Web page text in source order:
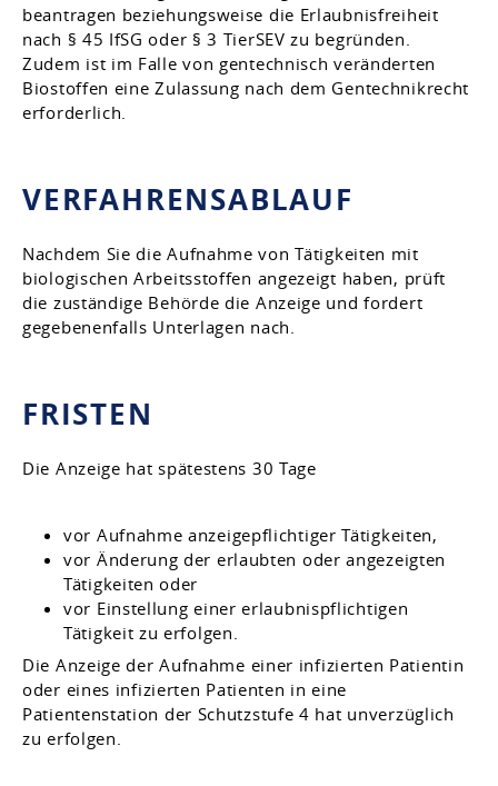
beantragen beziehungsweise die Erlaubnisfreiheit
nach § 45 IfSG oder § 3 TierSEV zu begründen.
Zudem ist im Falle von gentechnisch veränderten
Biostoffen eine Zulassung nach dem Gentechnikrecht
erforderlich.
VERFAHRENSABLAUF
Nachdem Sie die Aufnahme von Tätigkeiten mit
biologischen Arbeitsstoffen angezeigt haben, prüft
die zuständige Behörde die Anzeige und fordert
gegebenenfalls Unterlagen nach.
FRISTEN
Die Anzeige hat spätestens 30 Tage
vor Aufnahme anzeigepflichtiger Tätigkeiten,
vor Änderung der erlaubten oder angezeigten
Tätigkeiten oder
vor Einstellung einer erlaubnispflichtigen
Tätigkeit zu erfolgen.
Die Anzeige der Aufnahme einer infizierten Patientin
oder eines infizierten Patienten in eine
Patientenstation der Schutzstufe 4 hat unverzüglich
zu erfolgen.